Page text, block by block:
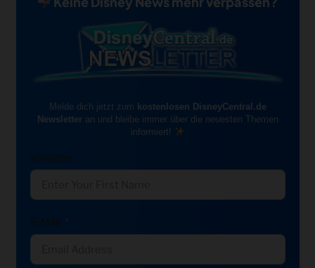
Melde dich jetzt zum kostenlosen DisneyCentral.de
Newsletteran und bleibe immer über die neuesten Themen
informiert!